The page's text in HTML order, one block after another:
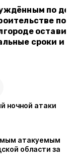
по
сроки и
ночной атаки
атакуемым
области за